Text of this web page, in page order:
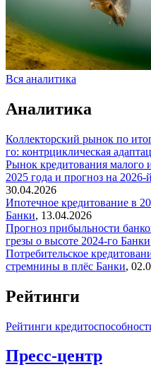
Вся аналитика
Аналитика
Коллекторский рынок по
го: контрциклическая
Рынок кредитования малого
2025 года и прогноз на
30.04.2026
Ипотечное кредитование в
Банки, 13.04.2026
Прогноз прибыльности
грезы о высоте 2024-го Банки
Потребительское
стремнины в плёс Банки,
Рейтинги
Рейтинги
Пресс-центр